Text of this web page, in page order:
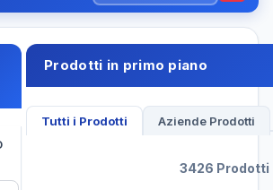
Prodotti in primo piano
Tutti i Prodotti Aziende Prodotti
3426 Prodotti